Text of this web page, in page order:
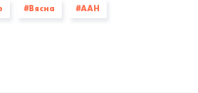
#Вясна #ААН